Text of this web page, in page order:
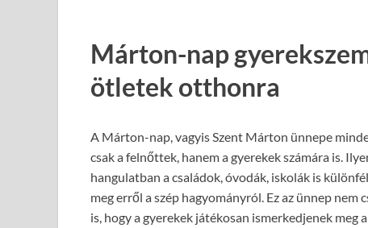
Márton-nap
ötletek otthonra
A Márton-nap, vagyis Szent Márton ünnepe
csak a felnőttek, hanem a gyerekek számára is.
hangulatban a családok, óvodák, iskolák is
meg erről a szép hagyományról. Ez az ünnep nem
is, hogy a gyerekek játékosan ismerkedjenek meg